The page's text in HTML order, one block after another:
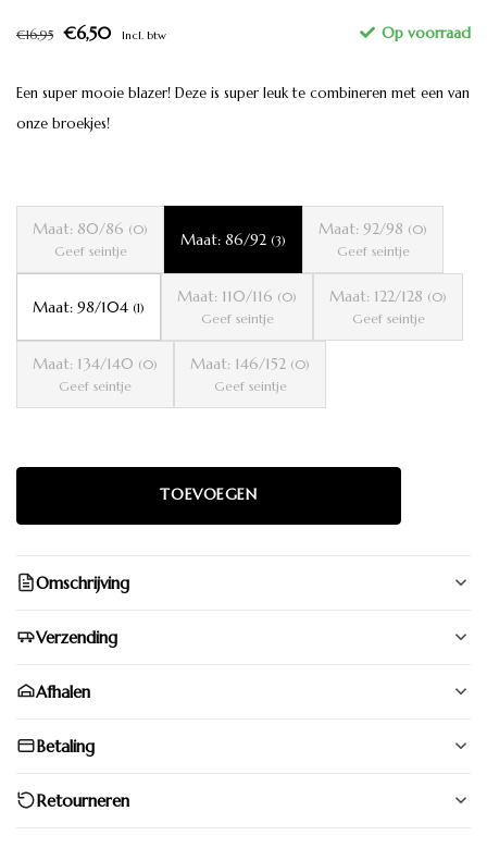
€16,95 €6,50 Incl. btw
Een super mooie blazer! Deze is super leuk te combineren met een van
onze broekjes!
Maat: 80/86 (0)
Geef seintje
Maat: 86/92 (3)
Maat: 92/98 (0)
Geef seintje
Maat: 98/104 (1)
Maat: 110/116 (0)
Geef seintje
Maat: 122/128 (0)
Geef seintje
Maat: 134/140 (0)
Geef seintje
Maat: 146/152 (0)
Geef seintje
Omschrijving
Verzending
Afhalen
Betaling
Retourneren